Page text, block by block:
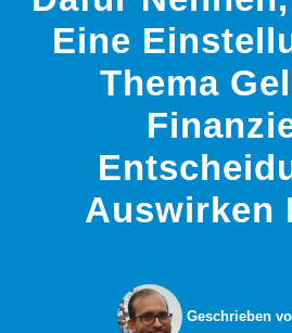
Eine
Thema
Auswirken
Geschrieben